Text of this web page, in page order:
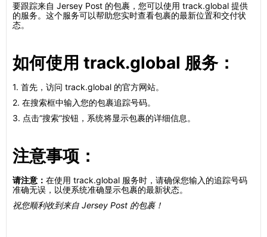
要跟踪来自 Jersey Post 的包裹，您可以使用 track.global 提供
的服务。这个服务可以帮助您实时查看包裹的最新位置和交付状
态。
如何使用 track.global 服务：
1. 首先，访问 track.global 的官方网站。
2. 在搜索框中输入您的包裹追踪号码。
3. 点击“搜索”按钮，系统将显示包裹的详细信息。
注意事项：
请注意： 在使用 track.global 服务时，请确保您输入的追踪号码
准确无误，以便系统准确显示包裹的最新状态。
祝您顺利收到来自 Jersey Post 的包裹！